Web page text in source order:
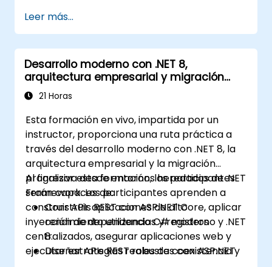
directamente en un navegador o
servidor.
Desplegar aplicaciones web con Blazor
utilizando Azure.
Leer más...
Desarrollo moderno con .NET 8,
arquitectura empresarial y migración
progresiva desde .NET Framework
21 Horas
Esta formación en vivo, impartida por un
instructor, proporciona una ruta práctica a
través del desarrollo moderno con .NET 8, la
arquitectura empresarial y la migración
progresiva desde entornos heredados de .NET
Framework. Los participantes aprenden a
construir APIs REST con ASP.NET Core, aplicar
inyección de dependencias y registros
centralizados, asegurar aplicaciones web y
ejecutar estrategias reales de coexistencia y
Al finalizar esta formación, los participantes
serán capaces de:
Construir aplicaciones de alto
rendimiento utilizando C# moderno y .NET
8.
Diseñar APIs REST robustas con ASP.NET